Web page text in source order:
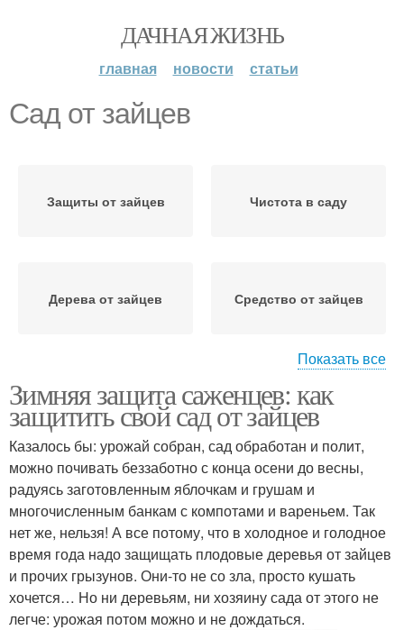
ДАЧНАЯ ЖИЗНЬ
главная новости статьи
Сад от зайцев
Защиты от зайцев Чистота в саду
Дерева от зайцев Средство от зайцев
Отрава для зайцев Зайцев в саду
Показать все
Зимняя защита саженцев: как
защитить свой сад от зайцев
Казалось бы: урожай собран, сад обработан и полит,
можно почивать беззаботно с конца осени до весны,
радуясь заготовленным яблочкам и грушам и
многочисленным банкам с компотами и вареньем. Так
нет же, нельзя! А все потому, что в холодное и голодное
время года надо защищать плодовые деревья от зайцев
и прочих грызунов. Они-то не со зла, просто кушать
хочется… Но ни деревьям, ни хозяину сада от этого не
легче: урожая потом можно и не дождаться.